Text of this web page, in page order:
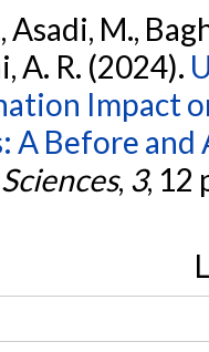
Asadi, M.,
A. R. (2024).
Impact
A Before and
, 3, 12